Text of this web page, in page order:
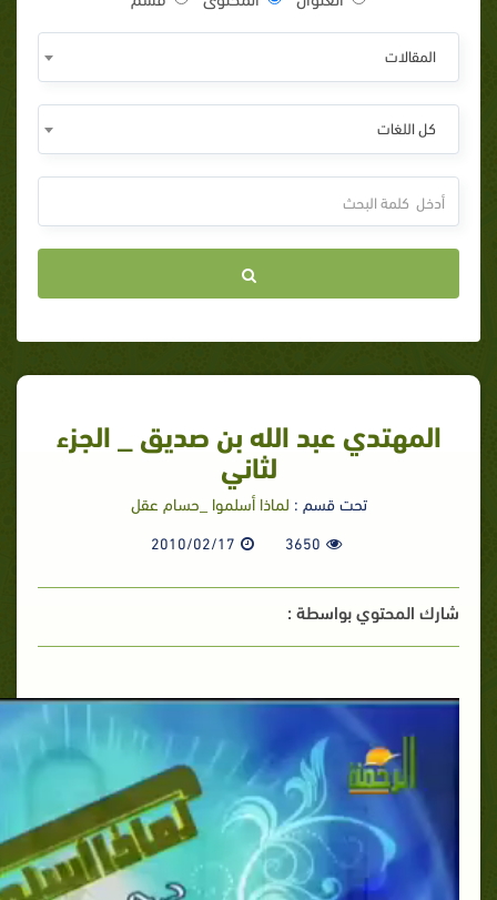
المقالات
كل اللغات
المهتدي عبد الله بن صديق _ الجزء
لثاني
تحت قسم : لماذا أسلموا _حسام عقل
3650
2010/02/17
شارك المحتوي بواسطة :